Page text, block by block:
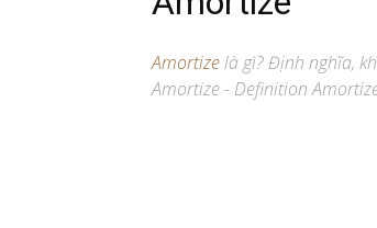
Amortizelà gì? Định nghĩa,
Amortize - Definition